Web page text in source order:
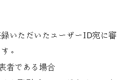
いただいたユーザーID宛に審
。
者である場合